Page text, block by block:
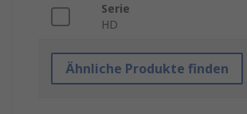
Serie
HD
Ähnliche Produkte finden